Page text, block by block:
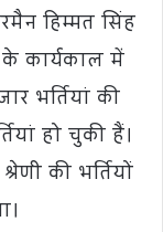
हिम्मत सिंह
कार्यकाल में
भर्तियां की
हो चुकी हैं।
की भर्तियों